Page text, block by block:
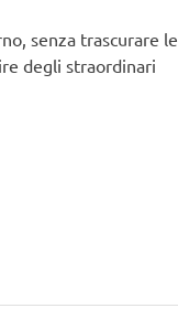
senza trascurare le
degli straordinari